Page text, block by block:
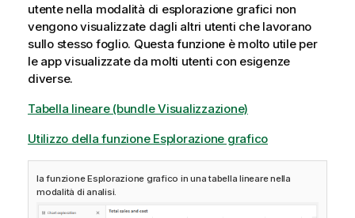
utente nella modalità di esplorazione grafici non
vengono visualizzate dagli altri utenti che lavorano
sullo stesso foglio. Questa funzione è molto utile per
le app visualizzate da molti utenti con esigenze
diverse.
Tabella lineare (bundle Visualizzazione)
Utilizzo della funzione Esplorazione grafico
la funzione Esplorazione grafico in una tabella lineare nella
modalità di analisi.